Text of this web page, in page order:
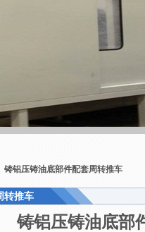
铸铝压铸油底部件配套周转推车
转推车
铸铝压铸油底部